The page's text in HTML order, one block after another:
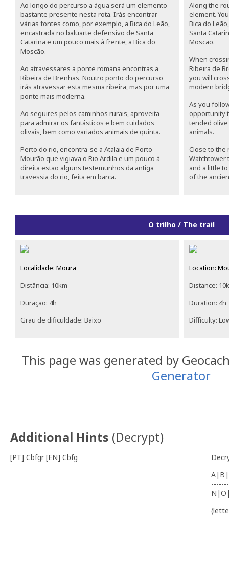
Ao longo do percurso a água será um elemento
bastante presente nesta rota. Irás encontrar
várias fontes como, por exemplo, a Bica do Leão,
encastrada no baluarte defensivo de Santa
Catarina e um pouco mais à frente, a Bica do
Moscão.
Ao atravessares a ponte romana encontras a
Ribeira de Brenhas. Noutro ponto do percurso
irás atravessar esta mesma ribeira, mas por uma
ponte mais moderna.
Ao seguires pelos caminhos rurais, aproveita
para admirar os fantásticos e bem cuidados
olivais, bem como variados animais de quinta.
Perto do rio, encontra-se a Atalaia de Porto
Mourão que vigiava o Rio Ardila e um pouco à
direita estão alguns testemunhos da antiga
travessia do rio, feita em barca.
Along the
element.
Bica do
Santa
Moscão.
When
Ribeira de
you will
modern
As you
opportunity
tended olive
animals.
Close to the
Watchtower
and a little
of the
O trilho / The trail
Localidade: Moura
Distância: 10km
Duração: 4h
Grau de dificuldade: Baixo
Location:
Distance:
Duration: 4h
Difficulty:
This page was generated by
Generator
Additional Hints (Decrypt)
[PT] Cbfgr [EN] Cbfg